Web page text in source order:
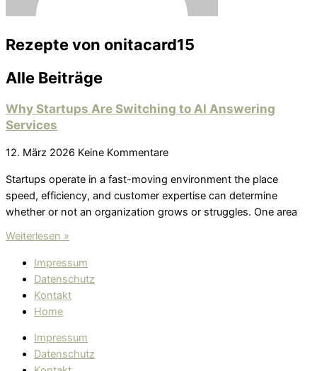
Rezepte von onitacard15
Alle Beiträge
Why Startups Are Switching to AI Answering
Services
12. März 2026 Keine Kommentare
Startups operate in a fast-moving environment the place
speed, efficiency, and customer expertise can determine
whether or not an organization grows or struggles. One area
Weiterlesen »
Impressum
Datenschutz
Kontakt
Home
Impressum
Datenschutz